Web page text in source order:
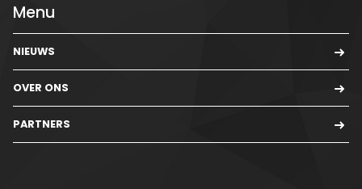
Menu
NIEUWS
OVER ONS
PARTNERS